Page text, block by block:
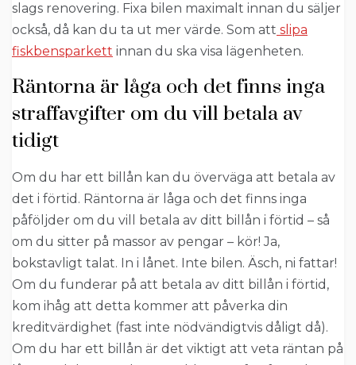
slags renovering. Fixa bilen maximalt innan du säljer
också, då kan du ta ut mer värde. Som att slipa
fiskbensparkett innan du ska visa lägenheten.
Räntorna är låga och det finns inga
straffavgifter om du vill betala av
tidigt
Om du har ett billån kan du överväga att betala av
det i förtid. Räntorna är låga och det finns inga
påföljder om du vill betala av ditt billån i förtid – så
om du sitter på massor av pengar – kör! Ja,
bokstavligt talat. In i lånet. Inte bilen. Äsch, ni fattar!
Om du funderar på att betala av ditt billån i förtid,
kom ihåg att detta kommer att påverka din
kreditvärdighet (fast inte nödvändigtvis dåligt då).
Om du har ett billån är det viktigt att veta räntan på